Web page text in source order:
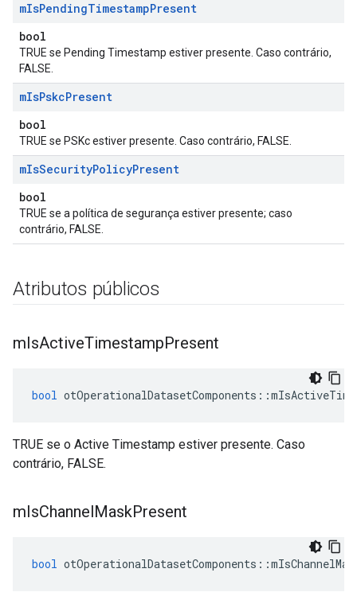
mIsPendingTimestampPresent
bool
TRUE se Pending Timestamp estiver presente. Caso contrário,
FALSE.
mIsPskcPresent
bool
TRUE se PSKc estiver presente. Caso contrário, FALSE.
mIsSecurityPolicyPresent
bool
TRUE se a política de segurança estiver presente; caso
contrário, FALSE.
Atributos públicos
mIsActiveTimestampPresent
bool otOperationalDatasetComponents ::
TRUE se o Active Timestamp estiver presente. Caso
contrário, FALSE.
mIsChannelMaskPresent
bool otOperationalDatasetComponents ::